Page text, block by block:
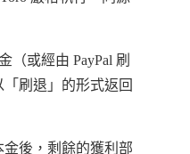
（或經由 PayPal 刷
刷退」的形式返回
後，剩餘的獲利部